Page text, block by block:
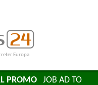
Europa
PROMOJOB AD TO